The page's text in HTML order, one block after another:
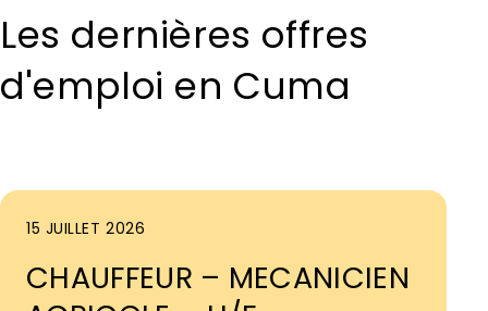
Les dernières offres
d'emploi en Cuma
15 JUILLET 2026
CHAUFFEUR – MECANICIEN